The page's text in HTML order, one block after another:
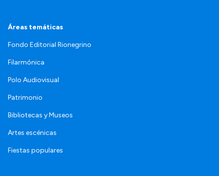
Áreas temáticas
Fondo Editorial Rionegrino
Filarmónica
Polo Audiovisual
Patrimonio
Bibliotecas y Museos
Artes escénicas
Fiestas populares